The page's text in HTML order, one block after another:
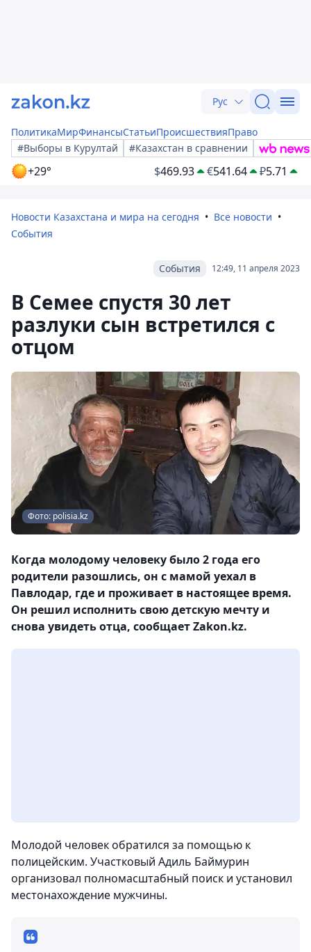
Рус
ПолитикаМирФинансыСтатьиПроисшествияПраво
#Выборы в Курултай
#Казахстан в сравнении
+29° $469.93 €541.64 ₽5.71
Новости Казахстана и мира на сегодня
Все новости
События
12:49, 11 апреля 2023
События
В Семее спустя 30 лет
разлуки сын встретился с
отцом
Фото: polisia.kz
Когда молодому человеку было 2 года его
родители разошлись, он с мамой уехал в
Павлодар, где и проживает в настоящее время.
Он решил исполнить свою детскую мечту и
снова увидеть отца, сообщает Zakon.kz.
Молодой человек обратился за помощью к
полицейским. Участковый Адиль Баймурин
организовал полномасштабный поиск и установил
местонахождение мужчины.